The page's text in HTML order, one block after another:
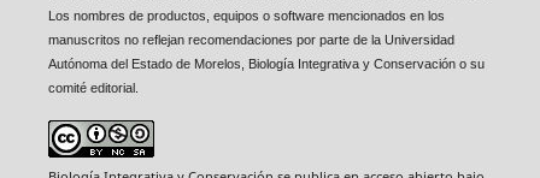
Los nombres de productos, equipos o software mencionados en los
manuscritos no reflejan recomendaciones por parte de la Universidad
Autónoma del Estado de Morelos, Biología Integrativa y Conservación o su
comité editorial.